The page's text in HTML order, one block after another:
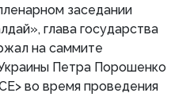
заседании
глава государства
на саммите
Петра Порошенко
во время проведения